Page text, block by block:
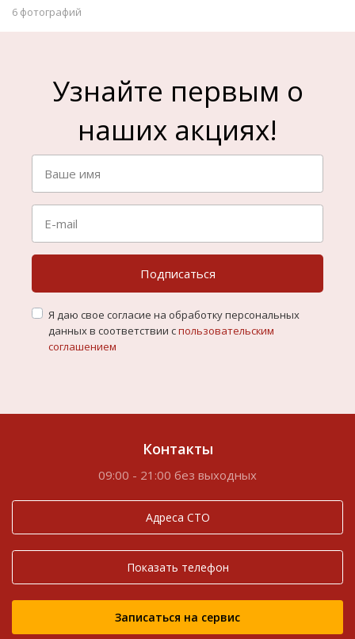
6 фотографий
Узнайте первым о
наших акциях!
Подписаться
Я даю свое согласие на обработку персональных
данных в соответствии спользовательским
соглашением
Контакты
09:00 - 21:00 без выходных
Адреса СТО
Показать телефон
Записаться на сервис